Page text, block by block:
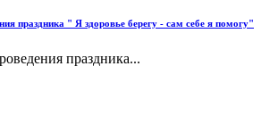
праздника " Я здоровье берегу - сам себе я помогу"
праздника...